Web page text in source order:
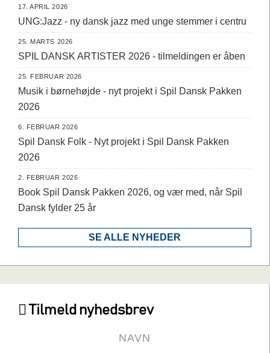
17. APRIL 2026
UNG:Jazz - ny dansk jazz med unge stemmer i centru
25. MARTS 2026
SPIL DANSK ARTISTER 2026 - tilmeldingen er åben
25. FEBRUAR 2026
Musik i børnehøjde - nyt projekt i Spil Dansk Pakken
2026
6. FEBRUAR 2026
Spil Dansk Folk - Nyt projekt i Spil Dansk Pakken
2026
2. FEBRUAR 2026
Book Spil Dansk Pakken 2026, og vær med, når Spil
Dansk fylder 25 år
SE ALLE NYHEDER
Tilmeld nyhedsbrev